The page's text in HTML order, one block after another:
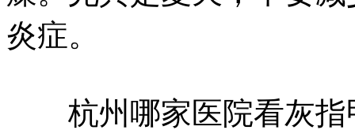
炎症。
杭州哪家医院看灰指